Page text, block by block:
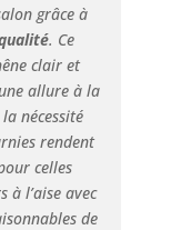
grâce à
. Ce
clair et
allure à la
nécessité
rendent
celles
à l’aise avec
de